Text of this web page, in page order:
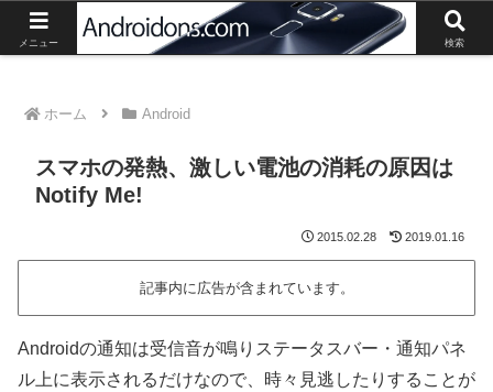
Androidスマートフォン、タブレットの最新情報や活用方法の紹介。
ホーム Android
スマホの発熱、激しい電池の消耗の原因は
Notify Me!
2015.02.28 2019.01.16
記事内に広告が含まれています。
Androidの通知は受信音が鳴りステータスバー・通知パネ
ル上に表示されるだけなので、時々見逃したりすることが
メニュー 検索